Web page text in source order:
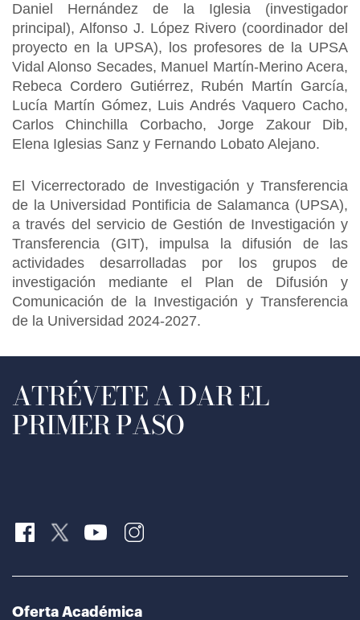
Daniel Hernández de la Iglesia (investigador
principal), Alfonso J. López Rivero (coordinador del
proyecto en la UPSA), los profesores de la UPSA
Vidal Alonso Secades, Manuel Martín-Merino Acera,
Rebeca Cordero Gutiérrez, Rubén Martín García,
Lucía Martín Gómez, Luis Andrés Vaquero Cacho,
Carlos Chinchilla Corbacho, Jorge Zakour Dib,
Elena Iglesias Sanz y Fernando Lobato Alejano.
El Vicerrectorado de Investigación y Transferencia
de la Universidad Pontificia de Salamanca (UPSA),
a través del servicio de Gestión de Investigación y
Transferencia (GIT), impulsa la difusión de las
actividades desarrolladas por los grupos de
investigación mediante el Plan de Difusión y
Comunicación de la Investigación y Transferencia
de la Universidad 2024-2027.
ATRÉVETE A DAR EL
PRIMER PASO
Oferta Académica